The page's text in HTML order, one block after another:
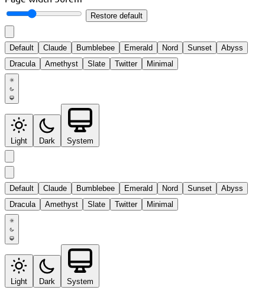
Restore default
Default Claude Bumblebee Emerald Nord Sunset
Abyss
Dracula
Amethyst Slate Twitter Minimal
Light Dark System
Default Claude Bumblebee Emerald Nord Sunset
Abyss
Dracula
Amethyst Slate Twitter Minimal
Light Dark System